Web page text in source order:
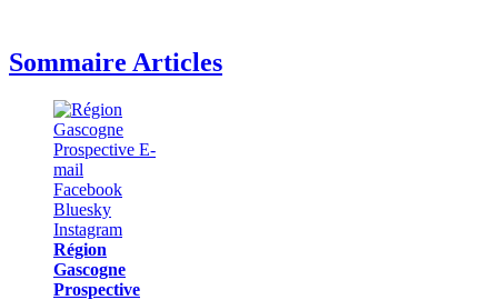
Sommaire Articles
Région
Gascogne
Prospective